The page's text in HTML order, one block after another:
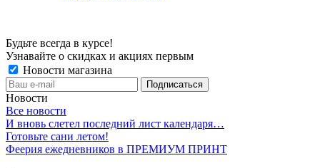
Будьте всегда в курсе!
Узнавайте о скидках и акциях первым
Новости магазина
Новости
Все новости
И вновь слетел последний лист календаря…
Готовьте сани летом!
Феерия ежедневников в ПРЕМИУМ ПРИНТ